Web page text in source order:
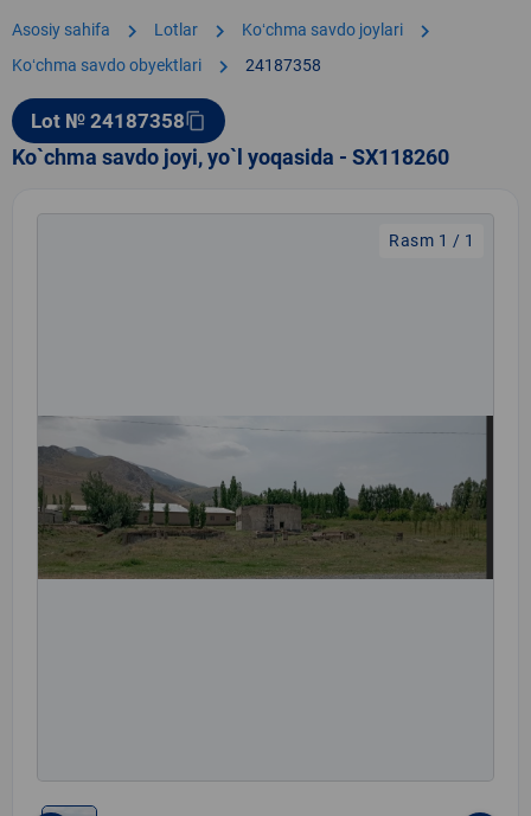
Asosiy sahifa chevron_right Lotlar chevron_right Koʻchma savdo joylari chevron_right
Koʻchma savdo obyektlari chevron_right 24187358
Lot № 24187358content_copy
Ko`chma savdo joyi, yo`l yoqasida - SX118260
Rasm 1 / 1